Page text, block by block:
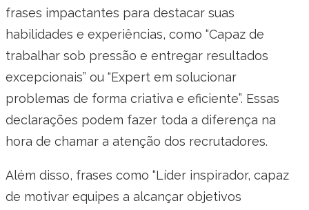
frases impactantes para destacar suas
habilidades e experiências, como “Capaz de
trabalhar sob pressão e entregar resultados
excepcionais” ou “Expert em solucionar
problemas de forma criativa e eficiente”. Essas
declarações podem fazer toda a diferença na
hora de chamar a atenção dos recrutadores.
Além disso, frases como “Líder inspirador, capaz
de motivar equipes a alcançar objetivos